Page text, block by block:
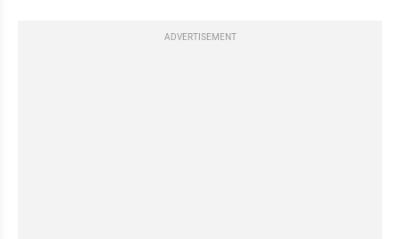
ADVERTISEMENT